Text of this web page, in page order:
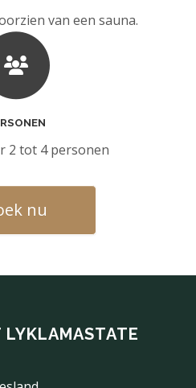
van een sauna.
2 tot 4 personen
nu
LYKLAMASTATE